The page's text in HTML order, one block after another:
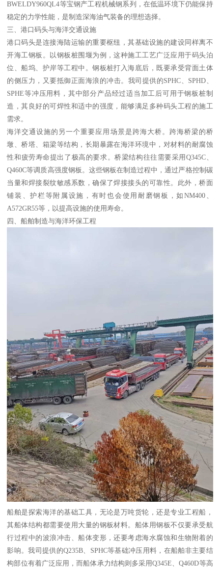
BWELDY960QL4等宝钢产工程机械钢系列，在低温环境下仍能保持
稳定的力学性能，是制造深海油气装备的理想选择。
三、港口码头与海洋交通设施
港口码头是连接海陆运输的重要枢纽，其基础设施的建设同样离不
开海工钢板。以钢板桩围堰为例，这种施工工艺广泛应用于码头泊
位、船坞、护岸等工程中。钢板桩打入海底后，既要承受背面土体
的侧压力，又要抵御正面海浪的冲击。我司提供的SPHC、SPHD、
SPHE等冲压用料，其中部分产品经过适当加工后可用于钢板桩制
造，其良好的可焊性和适中的强度，能够满足多种码头工程的施工
需求。
海洋交通设施的另一个重要应用场景是跨海大桥。跨海桥梁的桥
墩、桥塔、箱梁等结构，长期暴露在海洋环境中，对材料的耐腐蚀
性和疲劳寿命提出了极高的要求。桥梁结构往往需要采用Q345C、
Q460C等调质高强度钢板。这些钢板在制造过程中，通过严格控制碳
当量和焊接裂纹敏感系数，确保了焊接接头的可靠性。此外，桥面
铺装、护栏等附属设施，有时也会使用耐磨钢板，如NM400、
A572GR55等，以提高设施的使用寿命。
四、船舶制造与海洋环保工程
船舶是探索海洋的基础工具，无论是万吨货轮，还是专业工程船，
其船体结构都需要使用大量的钢板材料。船体用钢板不仅要承受航
行过程中的波浪冲击、船体变形，还要考虑海水腐蚀和生物附着的
影响。我司提供的Q235B、SPHC等基础冲压用料，在船舶非主要结
构部位有着广泛应用，而船体承力结构则多采用Q345E、Q460D等高